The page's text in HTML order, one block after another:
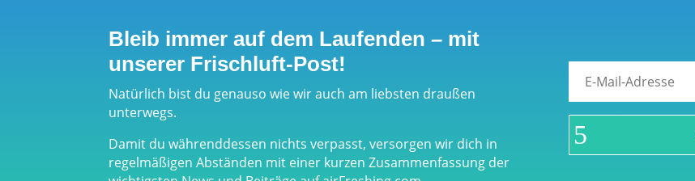
Bleib immer auf dem Laufenden – mit
unserer Frischluft-Post!
Natürlich bist du genauso wie wir auch am liebsten draußen
unterwegs.
Damit du währenddessen nichts verpasst, versorgen wir dich in
regelmäßigen Abständen mit einer kurzen Zusammenfassung der